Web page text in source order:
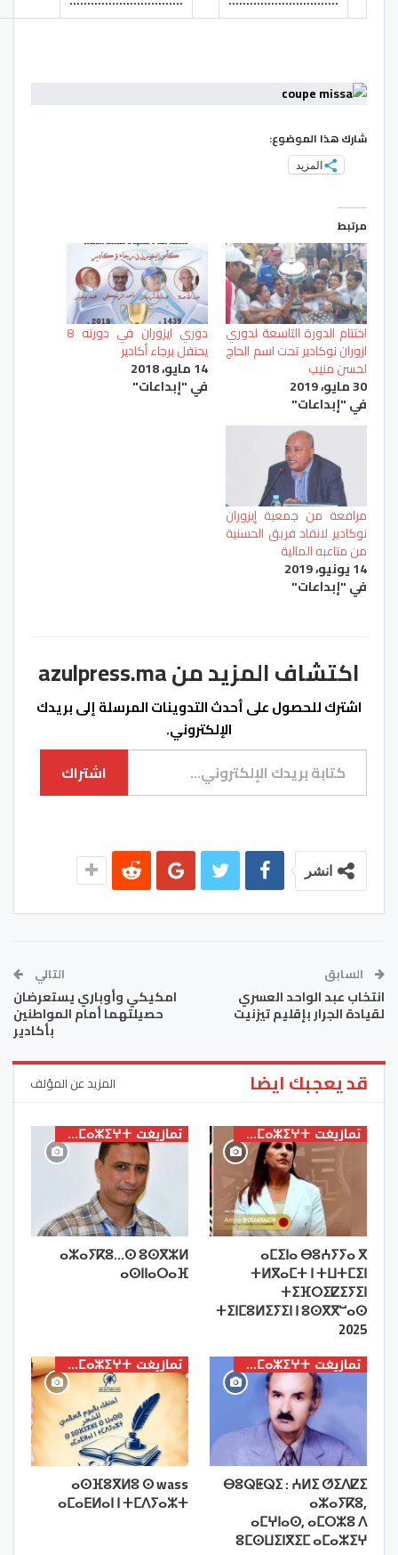
شارك هذا الموضوع:
المزيد
مرتبط
اختتام الدورة التاسعة لدوري
ازوران نوكادير تحت اسم الحاج
لحسن منيب
30 مايو، 2019
في "إبداعات"
دوري ايزوران في دورته 8
يحتفل برجاء أكادير
14 مايو، 2018
في "إبداعات"
مرافعة من جمعية إيزوران
نوكادير لانقاد فريق الحسنية
من متاعبه المالية
14 يونيو، 2019
في "إبداعات"
اكتشاف المزيد من azulpress.ma
اشترك للحصول على أحدث التدوينات المرسلة إلى بريدك
الإلكتروني.
كتابة بريدك الإلكتروني...
اشتراك
انشر
السابق
انتخاب عبد الواحد العسري
لقيادة الجرار بإقليم تيزنيت
التالي
امكيكي وأوباري يستعرضان
حصيلتهما أمام المواطنين
بأكادير
قد يعجبك ايضا المزيد عن المؤلف
تمازيغت ⵜⴰⵎⴰⵣⵉⵖⵜ
ⴰⵎⵉⵏⴰ ⴱⵓⵄⵢⵢⴰ ⴳ
ⵜⵍⴳⴰⵎⵜ ⵏ ⵜⵡⵜⵎⵉⵏ
ⵜⵉⴼⵔⵉⵇⵉⵢⵉⵏ
ⵜⵉⵏⵎⵓⵍⵉⵢⵉⵏ ⵏ ⵓⵙⴳⴳⵯⴰⵙ
2025
تمازيغت ⵜⴰⵎⴰⵣⵉⵖⵜ
ⴰⵣⴰⵢⴽⵓ…ⵙ ⵓⵙⴳⵣⵍ
ⴰⵙⵏⵏⴰⵔⴰⴼ
تمازيغت ⵜⴰⵎⴰⵣⵉⵖⵜ
ⴱⵓⵕⵟⵕⵉ : ⵄⵍⵉ ⵚⵉⴷⵇⵉ
ⴰⵣⴰⵢⴽⵓ,
ⴰⵎⵖⵏⴰⵙ, ⴰⵎⵔⵣⵓ ⴷ
ⵓⵎⵙⵡⵉⵏⴳⵉⵎ ⴰⵎⴰⵣⵉⵖ
تمازيغت ⵜⴰⵎⴰⵣⵉⵖⵜ
ⴰⵙⴼⵓⴳⵍⵓ ⵙ wass
ⴰⵎⴰⴹⵍⴰⵏ ⵏ ⵜⵎⴷⵢⴰⵣⵜ